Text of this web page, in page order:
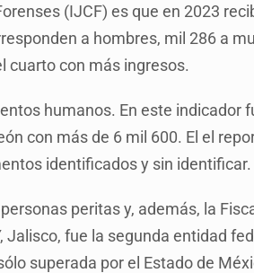
(IJCF) es que en 2023
a hombres, mil 286 a
cuarto con más ingresos.
humanos. En este indicador
con más de 6 mil 600. El el
identificados y sin identificar.
peritas y, además, la
Jalisco, fue la segunda entidad
superada por el Estado de